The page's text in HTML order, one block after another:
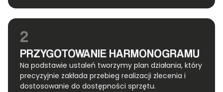
2
PRZYGOTOWANIE HARMONOGRAMU
Na podstawie ustaleń tworzymy plan działania, który
precyzyjnie zakłada przebieg realizacji zlecenia i
dostosowanie do dostępności sprzętu.